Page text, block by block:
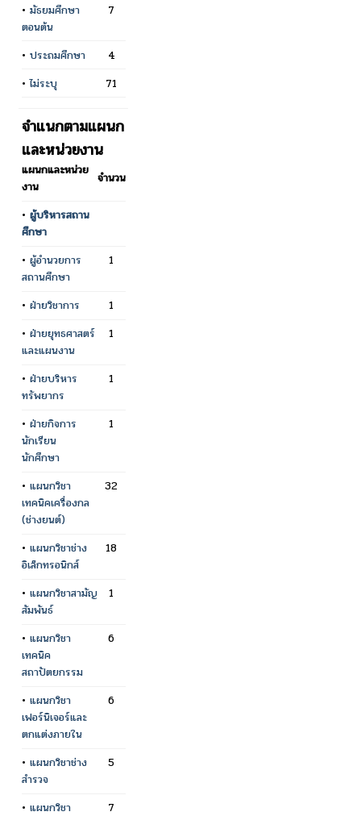
• มัธยมศึกษา
ตอนต้น
7
• ประถมศึกษา
4
•ไม่ระบุ 71
จำแนกตามแผนก
และหน่วยงาน
แผนกและหน่วย
งาน
จำนวน
• ผู้บริหารสถาน
ศึกษา
• ผู้อำนวยการ
สถานศึกษา
1
• ฝ่ายวิชาการ
1
• ฝ่ายยุทธศาสตร์
และแผนงาน
1
• ฝ่ายบริหาร
ทรัพยากร
1
• ฝ่ายกิจการ
นักเรียน
นักศึกษา
1
• แผนกวิชา
เทคนิคเครื่องกล
(ช่างยนต์)
32
• แผนกวิชาช่าง
อิเล็กทรอนิกส์
18
• แผนกวิชาสามัญ
สัมพันธ์
1
• แผนกวิชา
เทคนิค
สถาปัตยกรรม
6
• แผนกวิชา
เฟอร์นิเจอร์และ
ตกแต่งภายใน
6
• แผนกวิชาช่าง
สำรวจ
5
• แผนกวิชา
7